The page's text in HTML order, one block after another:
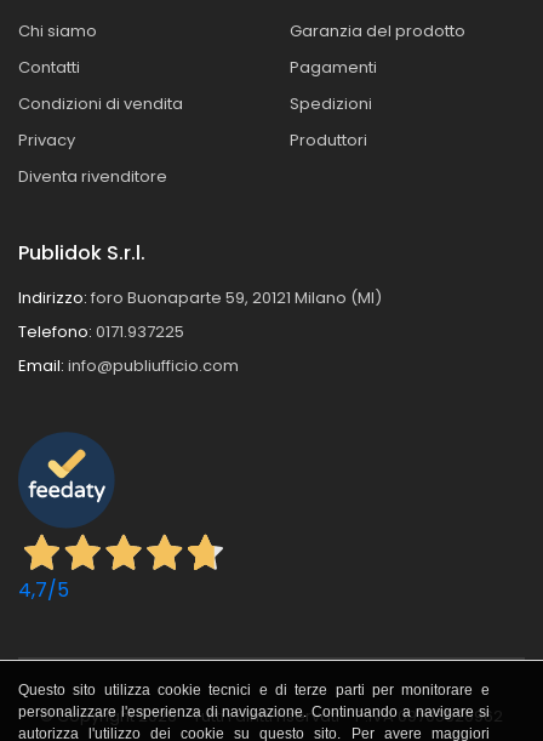
Chi siamo
Contatti
Condizioni di vendita
Privacy
Diventa rivenditore
Garanzia del prodotto
Pagamenti
Spedizioni
Produttori
Publidok S.r.l.
Indirizzo: foro Buonaparte 59, 20121 Milano (MI)
Telefono: 0171.937225
Email: info@publiufficio.com
4,7/5
© Copyright 2026 - Tutti i diritti riservati - P.IVA 09705620962
Questo sito utilizza cookie tecnici e di terze parti per monitorare e
personalizzare l'esperienza di navigazione. Continuando a navigare si
autorizza l'utilizzo dei cookie su questo sito. Per avere maggiori